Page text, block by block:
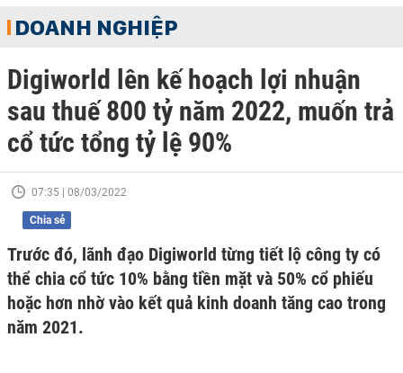
DOANH NGHIỆP
Digiworld lên kế hoạch lợi nhuận
sau thuế 800 tỷ năm 2022, muốn trả
cổ tức tổng tỷ lệ 90%
07:35 | 08/03/2022
Chia sẻ
Trước đó, lãnh đạo Digiworld từng tiết lộ công ty có
thể chia cổ tức 10% bằng tiền mặt và 50% cổ phiếu
hoặc hơn nhờ vào kết quả kinh doanh tăng cao trong
năm 2021.